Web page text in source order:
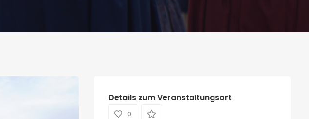
Details zum Veranstaltungsort
0